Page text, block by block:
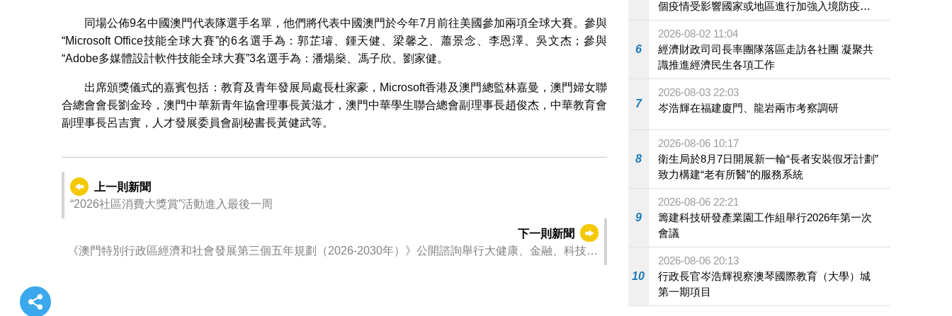
同場公佈9名中國澳門代表隊選手名單，他們將代表中國澳門於今年7月前往美國參加兩項全球大賽。參與
“Microsoft Office技能全球大賽”的6名選手為：郭芷璿、鍾天健、梁馨之、蕭景念、李恩澤、吳文杰；參與
“Adobe多媒體設計軟件技能全球大賽”3名選手為：潘煬燊、馮子欣、劉家健。
出席頒獎儀式的嘉賓包括：教育及青年發展局處長杜家豪，Microsoft香港及澳門總監林嘉曼，澳門婦女聯
合總會會長劉金玲，澳門中華新青年協會理事長黃滋才，澳門中華學生聯合總會副理事長趙俊杰，中華教育會
副理事長呂吉實，人才發展委員會副秘書長黃健武等。
上一則新聞
“2026社區消費大獎賞”活動進入最後一周
下一則新聞
《澳門特別行政區經濟和社會發展第三個五年規劃（2026-2030年）》公開諮詢舉行大健康、金融、科技界
個疫情受影響國家或地區進行加強入境防疫措
施
6
2026-08-02 11:04
經濟財政司司長率團隊落區走訪各社團 凝聚共
識推進經濟民生各項工作
7
2026-08-03 22:03
岑浩輝在福建廈門、龍岩兩市考察調研
8
2026-08-06 10:17
衛生局於8月7日開展新一輪“長者安裝假牙計劃”
致力構建“老有所醫”的服務系統
9
2026-08-06 22:21
籌建科技研發產業園工作組舉行2026年第一次
會議
10
2026-08-06 20:13
行政長官岑浩輝視察澳琴國際教育（大學）城
第一期項目